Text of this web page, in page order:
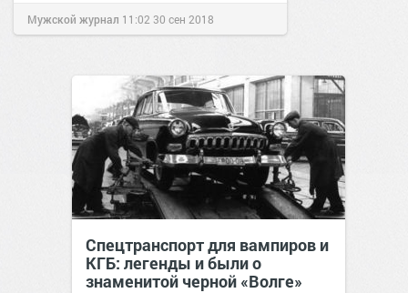
Мужской журнал 11:02 30 сен 2018
Спецтранспорт для вампиров и
КГБ: легенды и были о
знаменитой черной «Волге»